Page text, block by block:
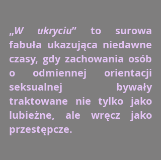
„W ukryciu” to surowa
fabuła ukazująca niedawne
czasy, gdy zachowania osób
o odmiennej orientacji
seksualnej bywały
traktowane nie tylko jako
lubieżne, ale wręcz jako
przestępcze.